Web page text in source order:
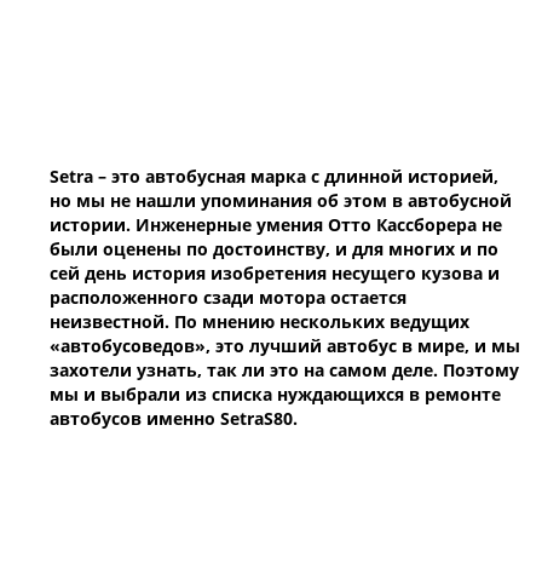
Setra – это автобусная марка с длинной историей,
но мы не нашли упоминания об этом в автобусной
истории. Инженерные умения Отто Кассборера не
были оценены по достоинству, и для многих и по
сей день история изобретения несущего кузова и
расположенного сзади мотора остается
неизвестной. По мнению нескольких ведущих
«автобусоведов», это лучший автобус в мире, и мы
захотели узнать, так ли это на самом деле. Поэтому
мы и выбрали из списка нуждающихся в ремонте
автобусов именно SetraS80.